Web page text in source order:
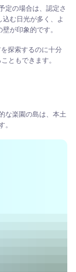
定の場合は、認定さ
む日光が多く、よ
が印象的です。
探索するのに十分
ともできます。
な楽園の島は、本土